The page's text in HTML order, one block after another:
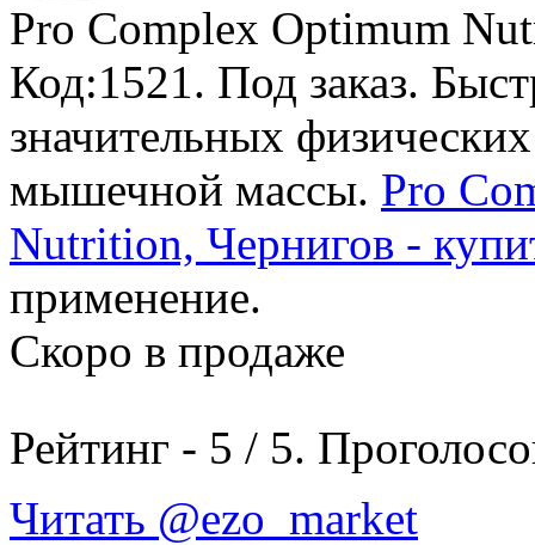
Pro Complex Optimum
Код:1521. Под заказ.
значительных
мышечной массы. Pro
Nutrition, Чернигов -
применение.
Скоро в продаже
Рейтинг - 5 / 5.
Читать @ezo_market